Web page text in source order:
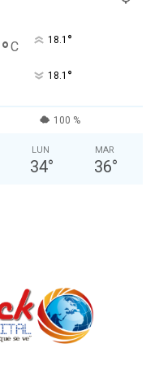
°C 18.1 °
18.1 °
100 %
LUN
34°
MAR
36°